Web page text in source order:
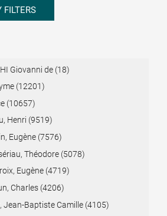
FILTERS
Giovanni de (18)
(12201)
(10657)
Henri (9519)
Eugène (7576)
Théodore (5078)
Eugène (4719)
Charles (4206)
Jean-Baptiste Camille (4105)